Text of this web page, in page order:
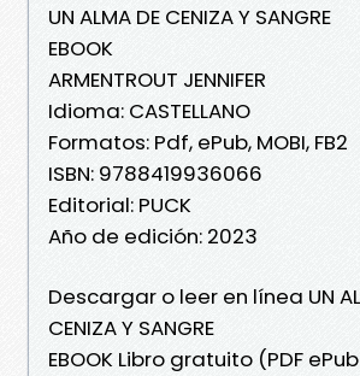
UN ALMA DE CENIZA Y SANGRE
EBOOK
ARMENTROUT JENNIFER
Idioma: CASTELLANO
Formatos: Pdf, ePub, MOBI, FB2
ISBN: 9788419936066
Editorial: PUCK
Año de edición: 2023
Descargar o leer en línea UN
CENIZA Y SANGRE
EBOOK Libro gratuito (PDF